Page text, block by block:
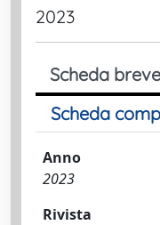
2023
Scheda breve
Scheda
Anno
2023
Rivista